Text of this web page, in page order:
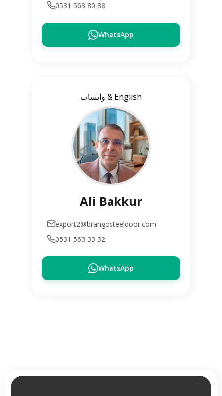
0531 563 80 88
WhatsApp
واتساب & English
Ali Bakkur
export2@brangosteeldoor.com
0531 563 33 32
WhatsApp